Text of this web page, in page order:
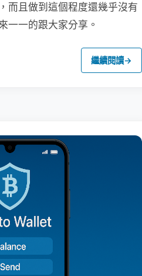
而且做到這個程度還幾乎沒有
一一的跟大家分享。
繼續閱讀→